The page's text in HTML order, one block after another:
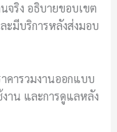
จริง อธิบายขอบเขต
ะมีบริการหลังส่งมอบ
คารวมงานออกแบบ
งาน และการดูแลหลัง